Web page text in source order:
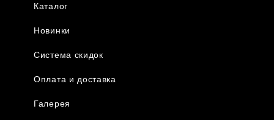
Каталог
Новинки
Система скидок
Оплата и доставка
Галерея